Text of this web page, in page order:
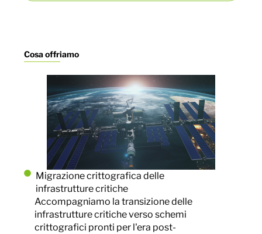
Cosa offriamo
Migrazione crittografica delle
infrastrutture critiche
Accompagniamo la transizione delle
infrastrutture critiche verso schemi
crittografici pronti per l'era post-